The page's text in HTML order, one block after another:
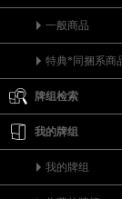
一般商品
特典*同捆系商
牌组检索
我的牌组
我的牌组